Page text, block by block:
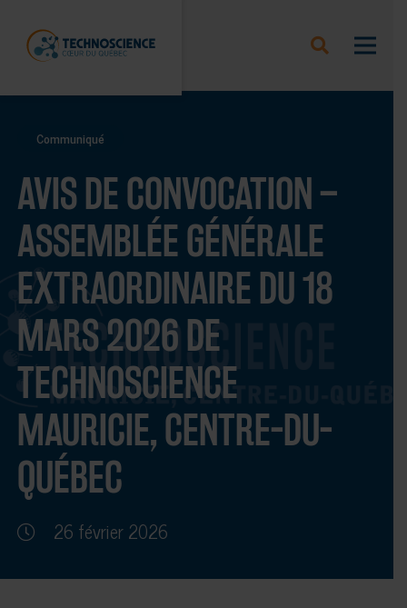
Communiqué
AVIS DE CONVOCATION –
ASSEMBLÉE GÉNÉRALE
EXTRAORDINAIRE DU 18
MARS 2026 DE
TECHNOSCIENCE
MAURICIE, CENTRE-DU-
QUÉBEC
26 février 2026